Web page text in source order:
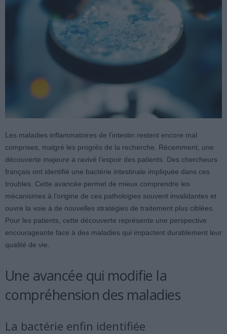
Les maladies inflammatoires de l’intestin restent encore mal
comprises, malgré les progrès de la recherche. Récemment, une
découverte majeure a ravivé l’espoir des patients. Des chercheurs
français ont identifié une bactérie intestinale impliquée dans ces
troubles. Cette avancée permet de mieux comprendre les
mécanismes à l’origine de ces pathologies souvent invalidantes et
ouvre la voie à de nouvelles stratégies de traitement plus ciblées.
Pour les patients, cette découverte représente une perspective
encourageante face à des maladies qui impactent durablement leur
qualité de vie.
Une avancée qui modifie la
compréhension des maladies
La bactérie enfin identifiée